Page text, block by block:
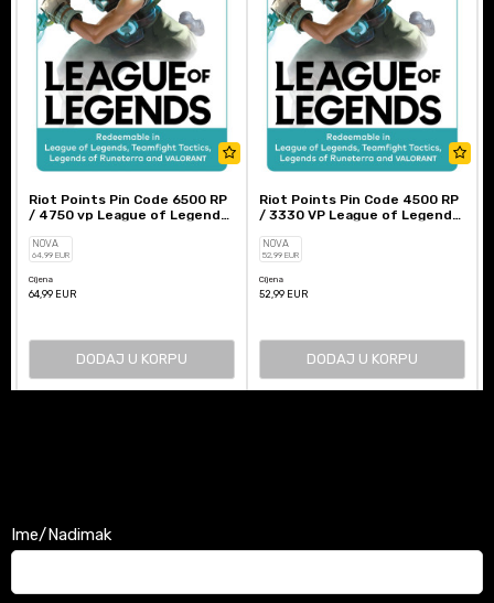
Riot Points Pin Code 6500 RP
/ 4750 vp League of Legends
NOVA
64 ,99 EUR
Cijena
64,99 EUR
DODAJ U KORPU
Riot Points Pin Code 4500 RP
/ 3330 VP League of Legends
NOVA
52 ,99 EUR
Cijena
52,99 EUR
DODAJ U KORPU
Ime/Nadimak